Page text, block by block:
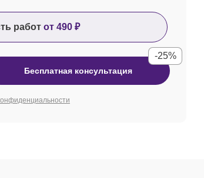
работ от 490 ₽
Бесплатная консультация
-25%